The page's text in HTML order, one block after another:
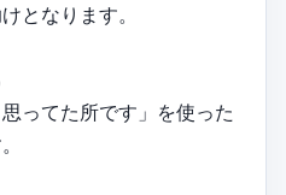
となります。
ってた所です」を使った